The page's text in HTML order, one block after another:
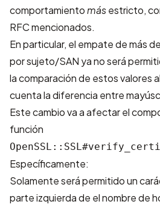
comportamientomásestricto,
RFC mencionados.
En particular, el empate de más
por sujeto/SAN ya no será
la comparación de estos valores
cuenta la diferencia entre
Este cambio va a afectar el
función
Específicamente:
Solamente será permitido un
parte izquierda de el nombre de